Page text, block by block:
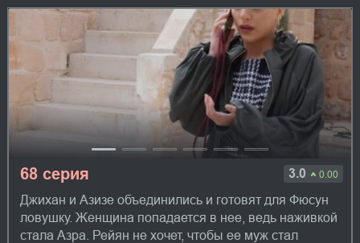
68 серия 3.0 0.00
Джихан и Азизе объединились и готовят для Фюсун
ловушку. Женщина попадается в нее, ведь наживкой
стала Азра. Рейян не хочет, чтобы ее муж стал